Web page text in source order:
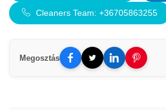
Cleaners Team: +36705863255
Megosztás